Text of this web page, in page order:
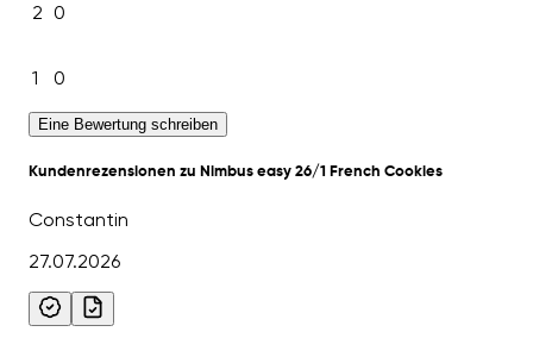
2 0
1 0
Eine Bewertung schreiben
Kundenrezensionen zu Nimbus easy 26/1 French Cookies
Constantin
27.07.2026